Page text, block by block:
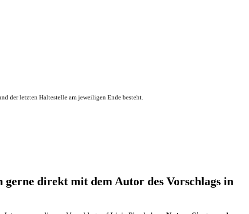
der letzten Haltestelle am jeweiligen Ende besteht.
gerne direkt mit dem Autor des Vorschlags in